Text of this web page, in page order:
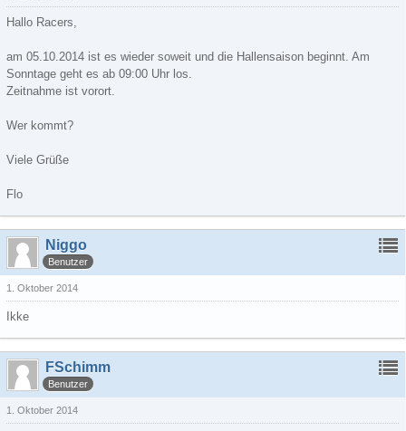
Hallo Racers,
am 05.10.2014 ist es wieder soweit und die Hallensaison beginnt. Am
Sonntage geht es ab 09:00 Uhr los.
Zeitnahme ist vorort.
Wer kommt?
Viele Grüße
Flo
Niggo
Benutzer
1. Oktober 2014
Ikke
FSchimm
Benutzer
1. Oktober 2014